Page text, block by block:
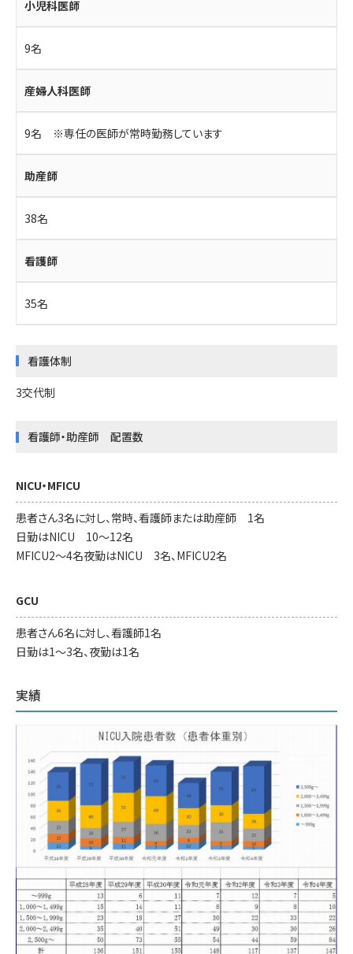
小児科医師
9名
産婦人科医師
9名 ※専任の医師が常時勤務しています
助産師
38名
看護師
35名
看護体制
3交代制
看護師・助産師 配置数
NICU・MFICU
患者さん3名に対し、常時、看護師または助産師 1名
日勤はNICU 10～12名
MFICU2～4名夜勤はNICU 3名、MFICU2名
GCU
患者さん6名に対し、看護師1名
日勤は1～3名、夜勤は1名
実績